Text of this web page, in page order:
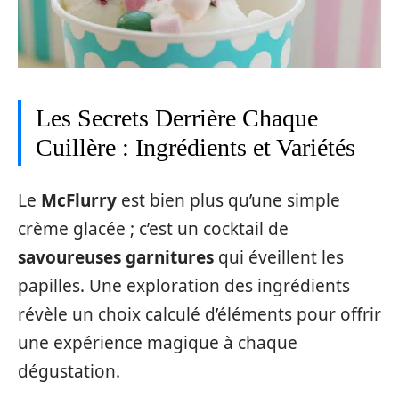
Les Secrets Derrière Chaque
Cuillère : Ingrédients et Variétés
Le McFlurry est bien plus qu’une simple
crème glacée ; c’est un cocktail de
savoureuses garnitures qui éveillent les
papilles. Une exploration des ingrédients
révèle un choix calculé d’éléments pour offrir
une expérience magique à chaque
dégustation.